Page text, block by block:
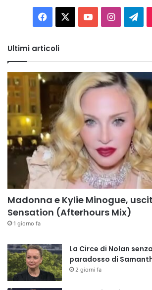
Facebook You
Ultimi articoli
Madonna e Kylie Minogue,
Sensation (Afterhours Mix)
1 giorno fa
La Circe di Nolan
paradosso di
2 giorni fa